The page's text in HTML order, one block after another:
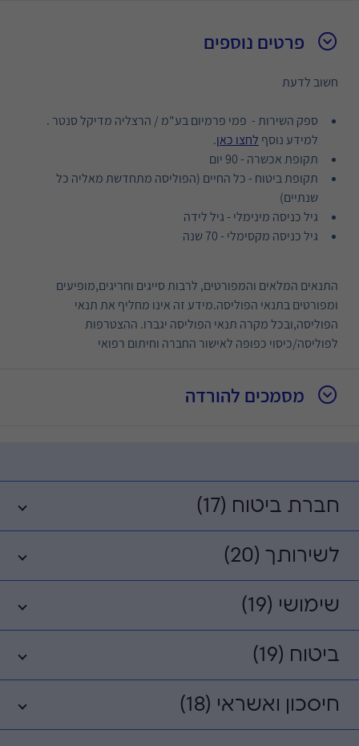
פרטים נוספים
חשוב לדעת
ספק השירות - פמי פרמיום בע"מ / הרצליה מדיקל סנטר .
למידע נוסף לחצו כאן.
תקופת אכשרה - 90 יום
תקופת ביטוח - כל החיים (הפוליסה מתחדשת מאליה כל
שנתיים)
גיל כניסה מינימלי - גיל לידה
גיל כניסה מקסימלי - 70 שנה
התנאים המלאים והמפורטים, לרבות סייגים וחריגים,מופיעים
ומפורטים בתנאי הפוליסה.מידע זה אינו מחליף את תנאי
הפוליסה,ובכל מקרה תנאי הפוליסה יגברו. ההצטרפות
לפוליסה/כיסוי כפופה לאישור החברה וחיתום רפואי
מסמכים להורדה
חברת ביטוח (17)
לשירותך (20)
שימושי (19)
ביטוח (19)
חיסכון ואשראי (18)